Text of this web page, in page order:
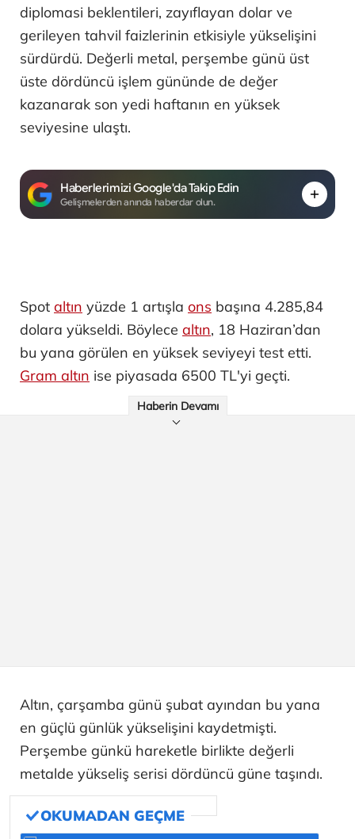
diplomasi beklentileri, zayıflayan dolar ve
gerileyen tahvil faizlerinin etkisiyle yükselişini
sürdürdü. Değerli metal, perşembe günü üst
üste dördüncü işlem gününde de değer
kazanarak son yedi haftanın en yüksek
seviyesine ulaştı.
Haberlerimizi Google'da Takip Edin
Gelişmelerden anında haberdar olun.
Spot altın yüzde 1 artışla ons başına 4.285,84
dolara yükseldi. Böylece altın, 18 Haziran’dan
bu yana görülen en yüksek seviyeyi test etti.
Gram altın ise piyasada 6500 TL'yi geçti.
Haberin Devamı
Altın, çarşamba günü şubat ayından bu yana
en güçlü günlük yükselişini kaydetmişti.
Perşembe günkü hareketle birlikte değerli
metalde yükseliş serisi dördüncü güne taşındı.